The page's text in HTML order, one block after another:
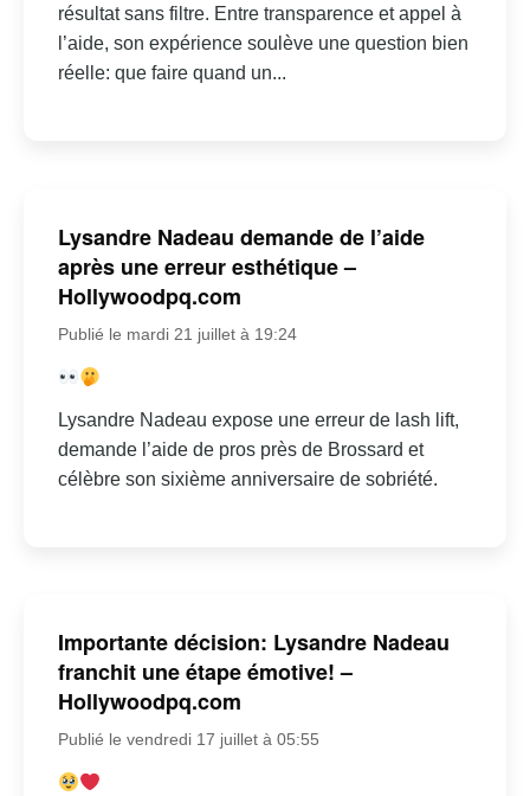
résultat sans filtre. Entre transparence et appel à
l’aide, son expérience soulève une question bien
réelle: que faire quand un...
Lysandre Nadeau demande de l’aide
après une erreur esthétique –
Hollywoodpq.com
Publié le mardi 21 juillet à 19:24
Lysandre Nadeau expose une erreur de lash lift,
demande l’aide de pros près de Brossard et
célèbre son sixième anniversaire de sobriété.
Importante décision: Lysandre Nadeau
franchit une étape émotive! –
Hollywoodpq.com
Publié le vendredi 17 juillet à 05:55